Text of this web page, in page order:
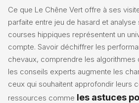
Ce que Le Chêne Vert offre à ses
parfaite entre jeu de hasard et analyse
courses hippiques représentent un
compte. Savoir déchiffrer les
chevaux, comprendre les algorithmes
les conseils experts augmente les
ceux qui souhaitent approfondir leurs
ressources comme les astuces